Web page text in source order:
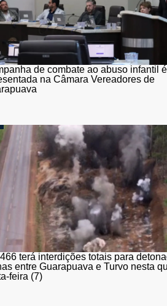
de combate ao abuso infantil é
na Câmara Vereadores de
terá interdições totais para
entre Guarapuava e Turvo nesta
feira (7)